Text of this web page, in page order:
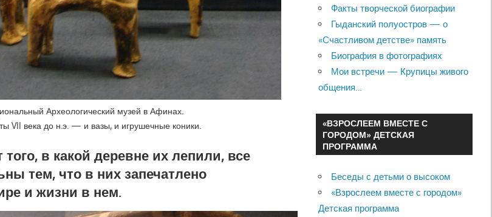
Археологический музей в Афинах.
VII века до н.э. — и вазы, и игрушечные коники.
в какой деревне их лепили, все
тем, что в них запечатлено
и жизни в нем.
Факты творческой биографии
Гыданский полуостров — о
«Счастливом детстве» память
Биография в фотографиях
Мои встречи — Крупицы живого
общения…
«ВЗРОСЛЕЕМ ВМЕСТЕ С
ГОРОДОМ» ДЕТСКАЯ
ПРОГРАММА
Беседы с детьми о высоком
«Взрослеем вместе с городом»
Детская программа